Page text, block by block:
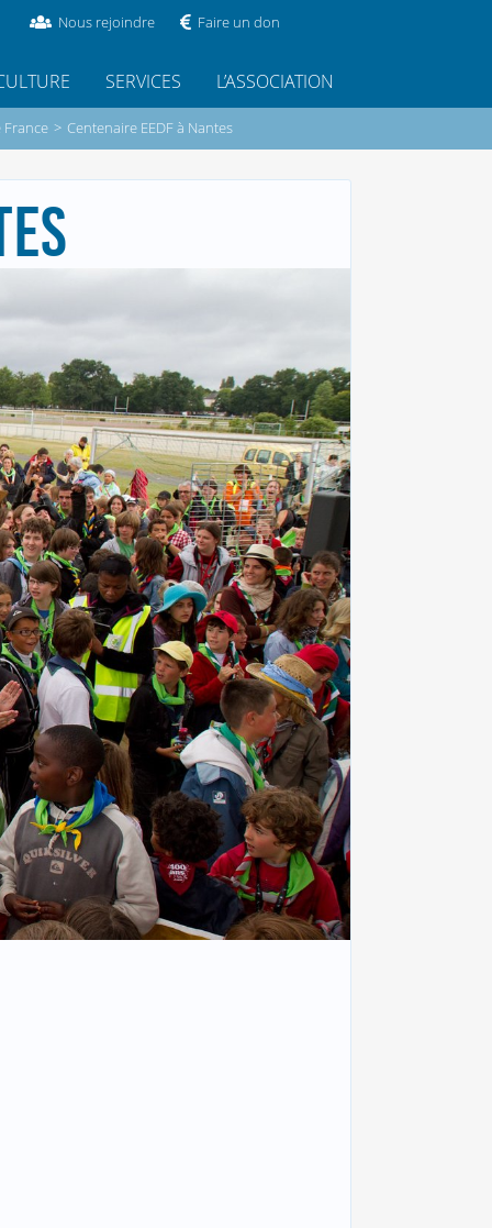
Nous rejoindre Faire un don
SERVICES L’ASSOCIATION
France > Centenaire EEDF à Nantes